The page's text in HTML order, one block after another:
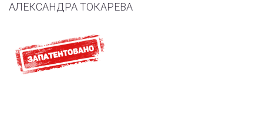
АЛЕКСАНДРА ТОКАРЕВА